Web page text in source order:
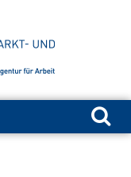
Suchen nach: